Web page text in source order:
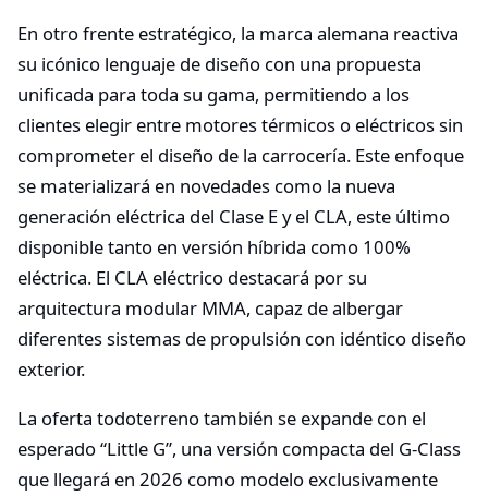
En otro frente estratégico, la marca alemana reactiva
su icónico lenguaje de diseño con una propuesta
unificada para toda su gama, permitiendo a los
clientes elegir entre motores térmicos o eléctricos sin
comprometer el diseño de la carrocería. Este enfoque
se materializará en novedades como la nueva
generación eléctrica del Clase E y el CLA, este último
disponible tanto en versión híbrida como 100%
eléctrica. El CLA eléctrico destacará por su
arquitectura modular MMA, capaz de albergar
diferentes sistemas de propulsión con idéntico diseño
exterior.
La oferta todoterreno también se expande con el
esperado “Little G”, una versión compacta del G-Class
que llegará en 2026 como modelo exclusivamente